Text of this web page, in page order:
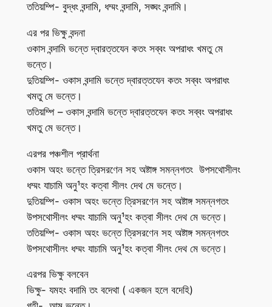
ততিয়ম্পি- বুদ্ধং বন্দামি, ধম্মং বন্দামি, সঙ্ঘং বন্দামি।
এর পর ভিক্ষু বন্দনা
ওকাস বন্দামি ভন্তে দ্বারত্তযেন কতং সব্বং অপরাধং খমতু মে
ভন্তে।
দুতিয়ম্পি- ওকাস বন্দামি ভন্তে দ্বারত্তযেন কতং সব্বং অপরাধং
খমতু মে ভন্তে।
ততিয়ম্পি – ওকাস বন্দামি ভন্তে দ্বারত্তযেন কতং সব্বং অপরাধং
খমতু মে ভন্তে।
এরপর পঞ্চশীল প্রার্থনা
ওকাস অহং ভন্তে ত্রিসরণেন সহ অষ্টাঙ্গ সমন্নগতং উপসথোসীলং
ধম্মং যাচামি অনু¹হং কত্বা সীলং দেথ মে ভন্তে।
দুতিয়ম্পি- ওকাস অহং ভন্তে ত্রিসরণেন সহ অষ্টাঙ্গ সমন্নগতং
উপসথোসীলং ধম্মং যাচামি অনু¹হং কত্বা সীলং দেথ মে ভন্তে।
ততিয়ম্পি- ওকাস অহং ভন্তে ত্রিসরণেন সহ অষ্টাঙ্গ সমন্নগতং
উপসথোসীলং ধম্মং যাচামি অনু¹হং কত্বা সীলং দেথ মে ভন্তে।
এরপর ভিক্ষু বলবেন
ভিক্ষু- যমহং বদামি তং বদেথা ( একজন হলে বদেহি)